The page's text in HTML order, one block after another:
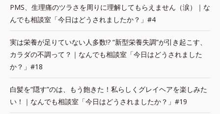
PMS、生理痛のツラさを周りに理解してもらえません（涙）｜な
んでも相談室「今日はどうされましたか？」#4
実は栄養が足りていない人多数!? “新型栄養失調”が引き起こす、
カラダの不調って？｜なんでも相談室「今日はどうされました
か？」#18
白髪を“隠す”のは、もう飽きた！私らしくグレイヘアを楽しみた
い！｜なんでも相談室「今日はどうされましたか？」#19